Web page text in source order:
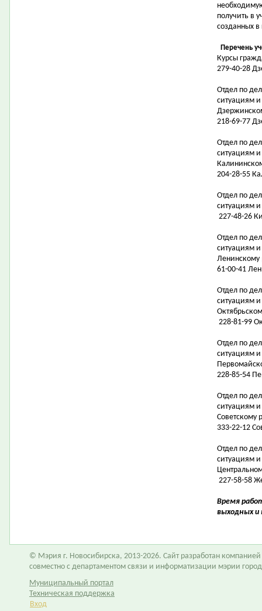
получить в
созданных
Перечень
Курсы
279-40-28
Отдел по
ситуациям
218-69-77
Отдел по
ситуациям
204-28-55
Отдел по
ситуациям и
227-48-26
Отдел по
ситуациям
Ленинскому
61-00-41
Отдел по
ситуациям
228-81-99
Отдел по
ситуациям
228-85-54
Отдел по
ситуациям
Советскому
333-22-12
Отдел по
ситуациям
227-58-58
Время
выходных и
© Мэрия г. Новосибирска, 2013-2026. Сайт разработан компанией
совместно с департаментом связи и информатизации мэрии
Муниципальный портал
Техническая поддержка
Вход